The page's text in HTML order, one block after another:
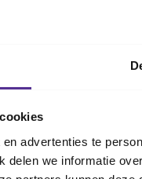
advertenties te
delen we informatie
en laat de
gevoelens
mening
Bij een eerste